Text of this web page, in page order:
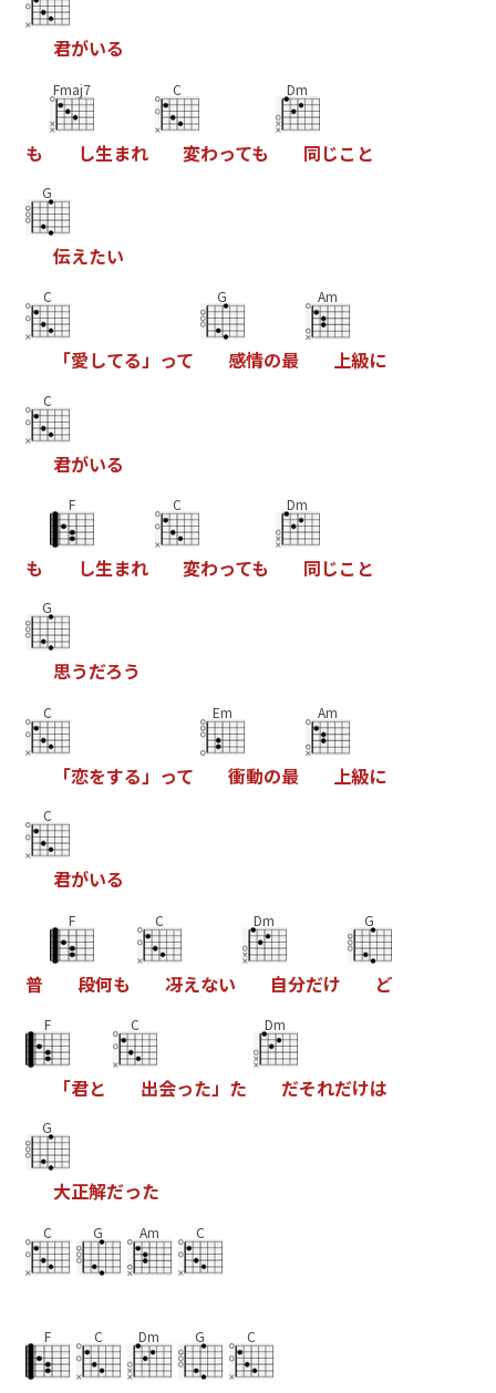
君がいる
も
Fmaj7
し生まれ
C
変わっても
Dm
同じこ と
G
伝えたい
C
「愛してる」 って
G
感情の最
Am
上級に
C
君がいる
も
F
し生まれ
C
変わっても
Dm
同じこ と
G
思うだろう
C
「恋をする 」 って
Em
衝動の最
Am
上級に
C
君がいる
普
F
段何も
C
冴えない
Dm
自分だけ
G
ど
F
「君と
C
出会った」 た
Dm
だそれだけは
G
大正解だった
C G Am C
F C Dm G C